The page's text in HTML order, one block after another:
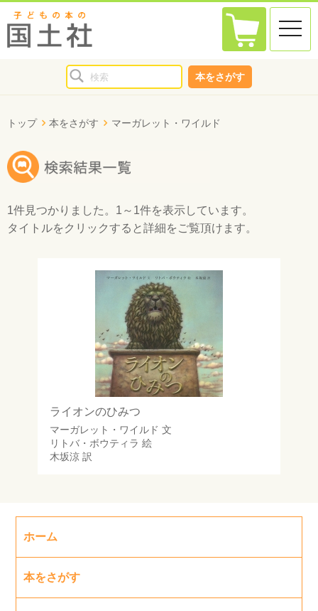
toggle
本をさがす
トップ 本をさがす マーガレット・ワイルド
1件見つかりました。 1～1件を表示しています。
タイトルをクリックすると詳細をご覧頂けます。
ライオンのひみつ
マーガレット・ワイルド 文
リトバ・ボウティラ 絵
木坂涼訳
ホーム
本をさがす